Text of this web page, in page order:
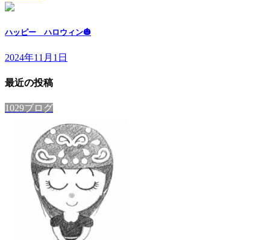
ハッピー ハロウィン🎃
2024年11月1日
最近の投稿
1029ブログ